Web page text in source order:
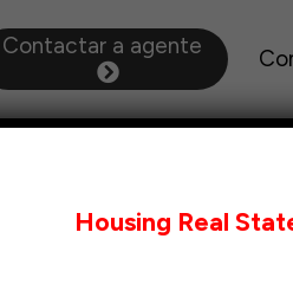
Contactar a agente
Housing Real